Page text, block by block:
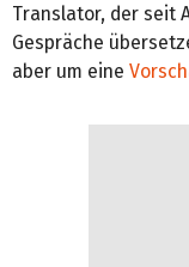
Translator, der seit
Gespräche
aber um eine